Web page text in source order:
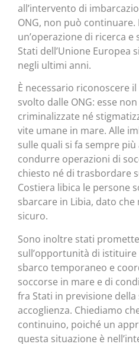
all’intervento di
ONG, non può continuare.
un’operazione di ricerca
Stati dell’Unione Europea
negli ultimi anni.
È necessario riconoscere
svolto dalle ONG: esse
criminalizzate né
vite umane in mare. Alle
sulle quali si fa sempre
condurre operazioni di
chiesto né di trasbordare
Costiera libica le persone
sbarcare in Libia, dato
sicuro.
Sono inoltre stati
sull’opportunità di
sbarco temporaneo e
soccorse in mare e di
fra Stati in previsione della
accoglienza. Chiediamo
continuino, poiché un
questa situazione è